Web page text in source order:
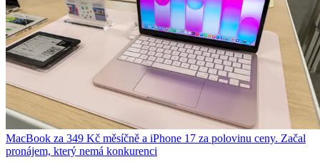
MacBook za 349 Kč měsíčně a iPhone 17 za polovinu ceny. Začal
pronájem, který nemá konkurenci